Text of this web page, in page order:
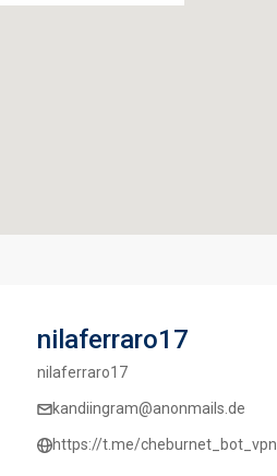
nilaferraro17
nilaferraro17
kandiingram@anonmails.de
https://t.me/cheburnet_bot_vpn